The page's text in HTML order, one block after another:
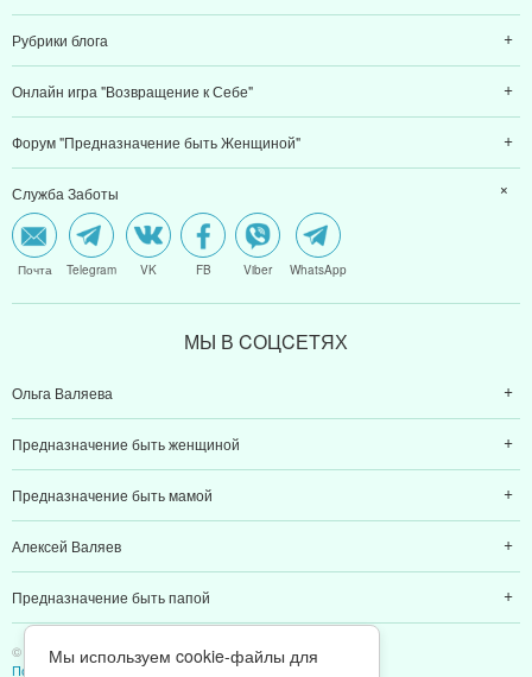
Рубрики блога
Онлайн игра "Возвращение к Себе"
Форум "Предназначение быть Женщиной"
Служба Заботы
Почта Telegram VK FB Viber WhatsApp
МЫ В CОЦCЕТЯХ
Ольга Валяева
Предназначение быть женщиной
Предназначение быть мамой
Алексей Валяев
Предназначение быть папой
© 2011-2026 Предназначение быть Женщиной
Политика конфиденциальности
Мы используем cookie-файлы для